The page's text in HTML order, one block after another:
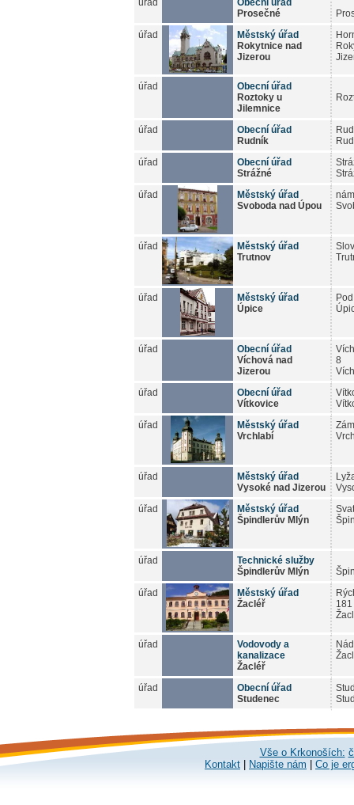
Prosečné
úřad
Městský úřad
Rokytnice nad
Jizerou
úřad
Obecní úřad
Roztoky u
Jilemnice
úřad
Obecní úřad
Rudník
úřad
Obecní úřad
Strážné
úřad
Městský úřad
Svoboda nad Úpou
úřad
Městský úřad
Trutnov
úřad
Městský úřad
Úpice
úřad
Obecní úřad
Víchová nad
Jizerou
8
úřad
Obecní úřad
Vítkovice
úřad
Městský úřad
Vrchlabí
úřad
Městský úřad
Vysoké nad Jizerou
úřad
Městský úřad
Špindlerův Mlýn
úřad
Technické služby
Špindlerův Mlýn
úřad
Městský úřad
Žacléř
181
úřad
Vodovody a
kanalizace
Žacléř
úřad
Obecní úřad
Studenec
Vše o Krkonoších:
Kontakt
Napište nám Co je